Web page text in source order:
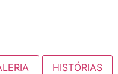
HISTÓRIAS